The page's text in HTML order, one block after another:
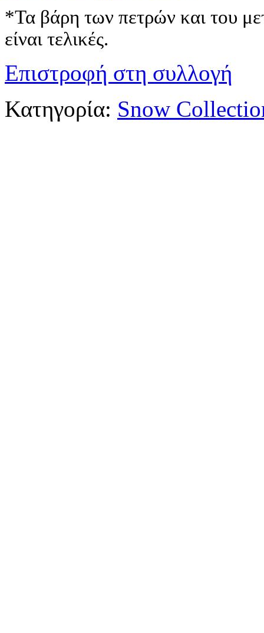
*Τα βάρη των πετρών και του
είναι τελικές.
Επιστροφή στη συλλογή
Κατηγορία: Snow